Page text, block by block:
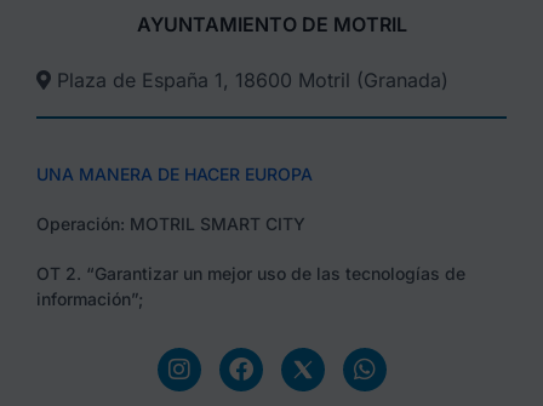
AYUNTAMIENTO DE MOTRIL
Plaza de España 1, 18600 Motril (Granada)​
UNA MANERA DE HACER EUROPA
Operación: MOTRIL SMART CITY
OT 2. “Garantizar un mejor uso de las tecnologías de
información”;